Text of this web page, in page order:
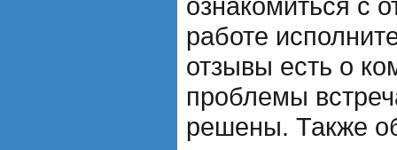
работе
отзывы есть о
проблемы
решены. Также